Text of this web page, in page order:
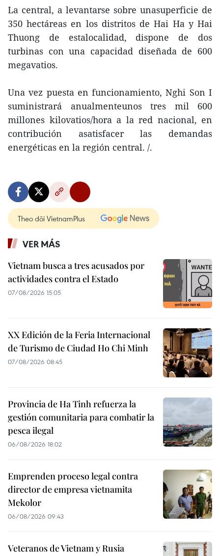
La central, a levantarse sobre unasuperficie de
350 hectáreas en los distritos de Hai Ha y Hai
Thuong de estalocalidad, dispone de dos
turbinas con una capacidad diseñada de 600
megavatios.
Una vez puesta en funcionamiento, Nghi Son I
suministrará anualmenteunos tres mil 600
millones kilovatios/hora a la red nacional, en
contribución asatisfacer las demandas
energéticas en la región central. /.
Theo dõi VietnamPlus
VER MÁS
Vietnam busca a tres acusados por
actividades contra el Estado
07/08/2026 15:05
XX Edición de la Feria Internacional
de Turismo de Ciudad Ho Chi Minh
07/08/2026 08:45
Provincia de Ha Tinh refuerza la
gestión comunitaria para combatir la
pesca ilegal
06/08/2026 18:02
Emprenden proceso legal contra
director de empresa vietnamita
Mekolor
06/08/2026 09:43
Veteranos de Vietnam y Rusia